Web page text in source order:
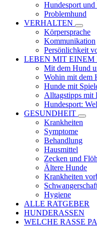
Hundesport und
Problemhund
VERHALTEN
Körpersprache
Kommunikation
Persönlichkeit
LEBEN MIT EINEM
Mit dem Hund
Wohin mit dem
Hunde mit
Alltagstipps mit
Hundesport:
GESUNDHEIT
Krankheiten
Symptome
Behandlung
Hausmittel
Zecken und
Ältere Hunde
Krankheiten
Hygiene
ALLE RATGEBER
HUNDERASSEN
WELCHE RASSE